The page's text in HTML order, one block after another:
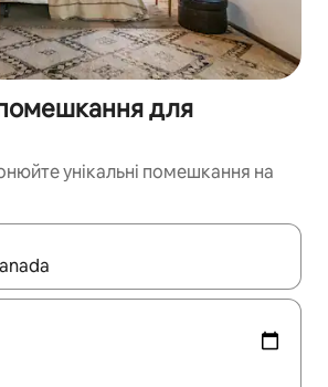
помешкання для
унікальні помешкання на
пошуку, використовуйте для